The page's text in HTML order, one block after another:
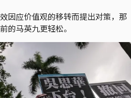
因应价值观的移转而提出对策，那
的马英九更轻松。